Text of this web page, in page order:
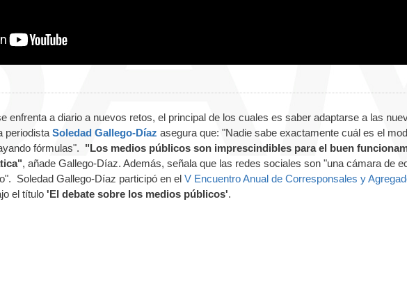
enfrenta a diario a nuevos retos, el principal de los cuales es saber adaptarse a las
periodista Soledad Gallego-Díaz asegura que: "Nadie sabe exactamente cuál es el
fórmulas". "Los medios públicos son imprescindibles para el buen
, añade Gallego-Díaz. Además, señala que las redes sociales son "una cámara de
Soledad Gallego-Díaz participó en el V Encuentro Anual de Corresponsales y
el título 'El debate sobre los medios públicos'.